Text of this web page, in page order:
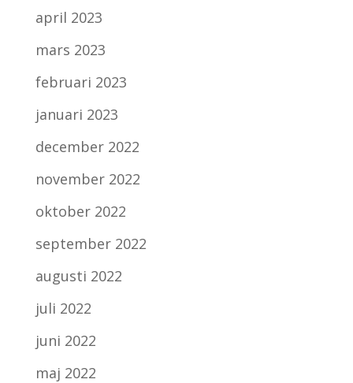
april 2023
mars 2023
februari 2023
januari 2023
december 2022
november 2022
oktober 2022
september 2022
augusti 2022
juli 2022
juni 2022
maj 2022